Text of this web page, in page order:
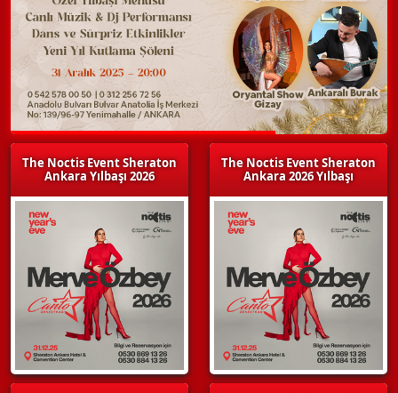
The Noctis Event Sheraton
Ankara Yılbaşı 2026
The Noctis Event Sheraton
Ankara 2026 Yılbaşı